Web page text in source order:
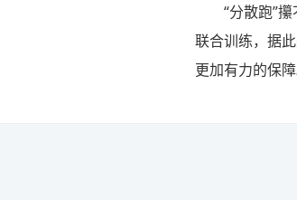
“分散跑”
联合训练，据
更加有力的保障